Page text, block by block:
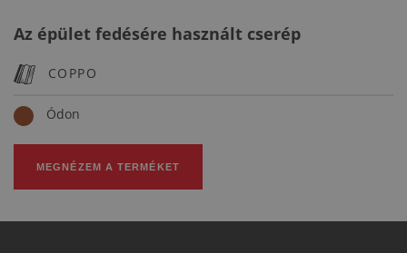
Az épület fedésére használt cserép
COPPO
Ódon
MEGNÉZEM A TERMÉKET